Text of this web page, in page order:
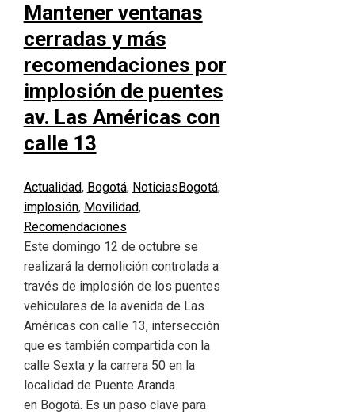
Mantener ventanas
cerradas y más
recomendaciones por
implosión de puentes
av. Las Américas con
calle 13
Actualidad, Bogotá, Noticias Bogotá,
implosión, Movilidad,
Recomendaciones
Este domingo 12 de octubre se
realizará la demolición controlada a
través de implosión de los puentes
vehiculares de la avenida de Las
Américas con calle 13, intersección
que es también compartida con la
calle Sexta y la carrera 50 en la
localidad de Puente Aranda
en Bogotá. Es un paso clave para